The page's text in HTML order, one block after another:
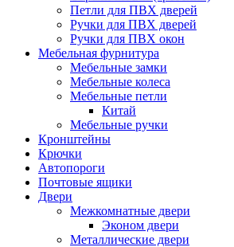
Петли для ПВХ дверей
Ручки для ПВХ дверей
Ручки для ПВХ окон
Мебельная фурнитура
Мебельные замки
Мебельные колеса
Мебельные петли
Китай
Мебельные ручки
Кронштейны
Крючки
Автопороги
Почтовые ящики
Двери
Межкомнатные двери
Эконом двери
Металлические двери